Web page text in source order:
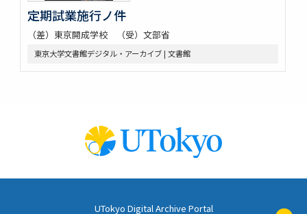
定期試業施行ノ件
（差）東京開成学校 （受）文部省
東京大学文書館デジタル・アーカイブ | 文書館
UTokyo Digital Archive Portal